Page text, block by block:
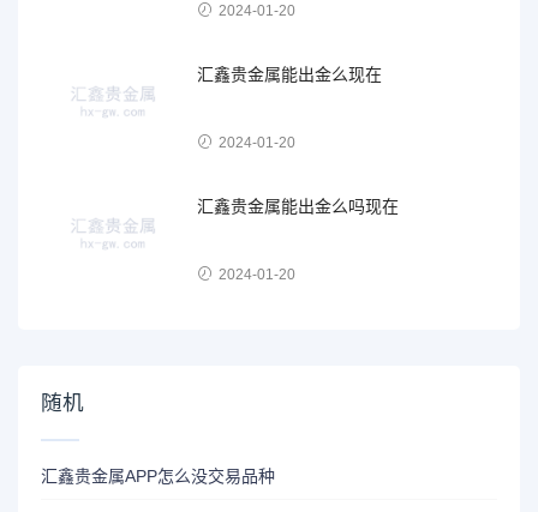
2024-01-20
汇鑫贵金属能出金么现在
2024-01-20
汇鑫贵金属能出金么吗现在
2024-01-20
随机
汇鑫贵金属APP怎么没交易品种